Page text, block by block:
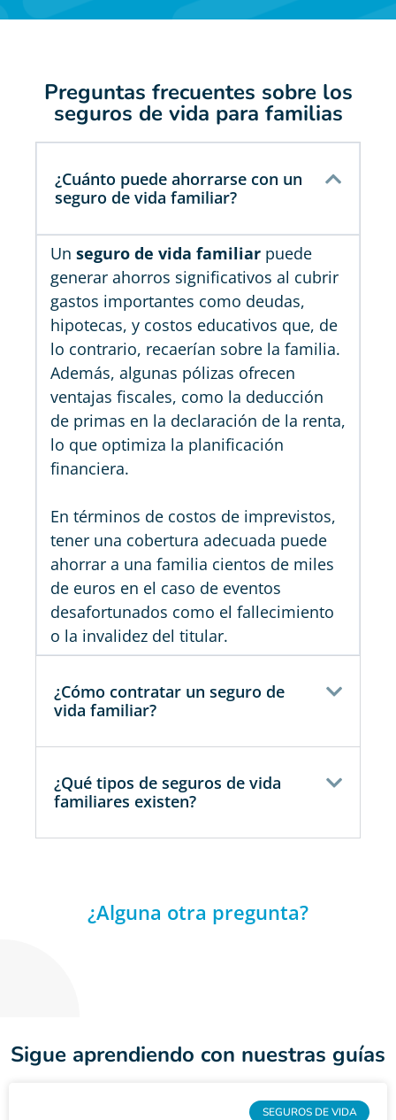
Preguntas frecuentes sobre los
seguros de vida para familias
¿Cuánto puede ahorrarse con un
seguro de vida familiar?
Un seguro de vida familiar puede
generar ahorros significativos al cubrir
gastos importantes como deudas,
hipotecas, y costos educativos que, de
lo contrario, recaerían sobre la familia.
Además, algunas pólizas ofrecen
ventajas fiscales, como la deducción
de primas en la declaración de la renta,
lo que optimiza la planificación
financiera.
En términos de costos de imprevistos,
tener una cobertura adecuada puede
ahorrar a una familia cientos de miles
de euros en el caso de eventos
desafortunados como el fallecimiento
o la invalidez del titular.
¿Cómo contratar un seguro de
vida familiar?
¿Qué tipos de seguros de vida
familiares existen?
¿Alguna otra pregunta?
Sigue aprendiendo con nuestras guías
SEGUROS DE VIDA